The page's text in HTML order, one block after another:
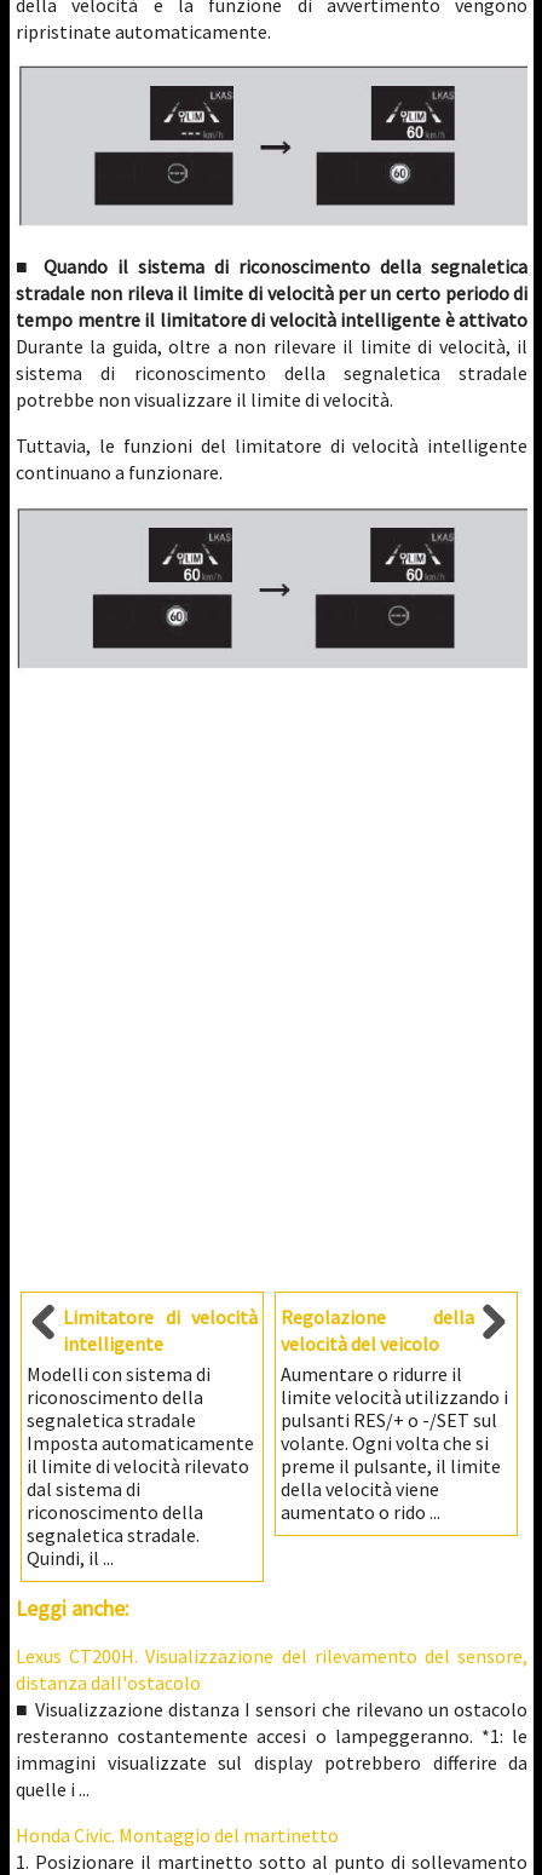
ripristinate automaticamente.
■ Quando il sistema di riconoscimento della segnaletica
stradale non rileva il limite di velocità per un certo periodo di
tempo mentre il limitatore di velocità intelligente è attivato
Durante la guida, oltre a non rilevare il limite di velocità, il
sistema di riconoscimento della segnaletica stradale
potrebbe non visualizzare il limite di velocità.
Tuttavia, le funzioni del limitatore di velocità intelligente
continuano a funzionare.
Limitatore di velocità
intelligente
Modelli con sistema di
riconoscimento della
segnaletica stradale
Imposta automaticamente
il limite di velocità rilevato
dal sistema di
riconoscimento della
segnaletica stradale.
Quindi, il ...
Regolazione della
velocità del veicolo
Aumentare o ridurre il
limite velocità utilizzando i
pulsanti RES/+ o -/SET sul
volante. Ogni volta che si
preme il pulsante, il limite
della velocità viene
aumentato o rido ...
Leggi anche:
Lexus CT200H. Visualizzazione del rilevamento del sensore,
distanza dall'ostacolo
■ Visualizzazione distanza I sensori che rilevano un ostacolo
resteranno costantemente accesi o lampeggeranno. *1: le
immagini visualizzate sul display potrebbero differire da
quelle i ...
Honda Civic. Montaggio del martinetto
1. Posizionare il martinetto sotto al punto di sollevamento